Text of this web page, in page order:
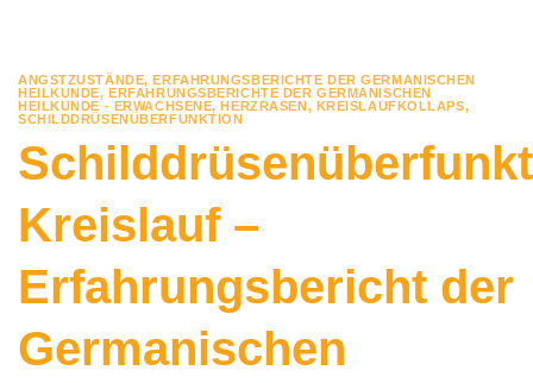
ANGSTZUSTÄNDE,ERFAHRUNGSBERICHTE DER GERMANISCHEN
HEILKUNDE,ERFAHRUNGSBERICHTE DER GERMANISCHEN
HEILKUNDE - ERWACHSENE,HERZRASEN, KREISLAUFKOLLAPS,
SCHILDDRÜSENÜBERFUNKTION
Kreislauf –
Erfahrungsbericht der
Germanischen